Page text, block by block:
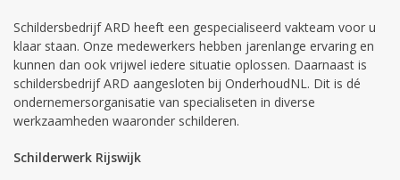
Schildersbedrijf ARD heeft een gespecialiseerd vakteam voor u
klaar staan. Onze medewerkers hebben jarenlange ervaring en
kunnen dan ook vrijwel iedere situatie oplossen. Daarnaast is
schildersbedrijf ARD aangesloten bij OnderhoudNL. Dit is dé
ondernemersorganisatie van specialiseten in diverse
werkzaamheden waaronder schilderen.
Schilderwerk Rijswijk